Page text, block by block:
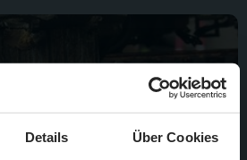
Details Über Cookies